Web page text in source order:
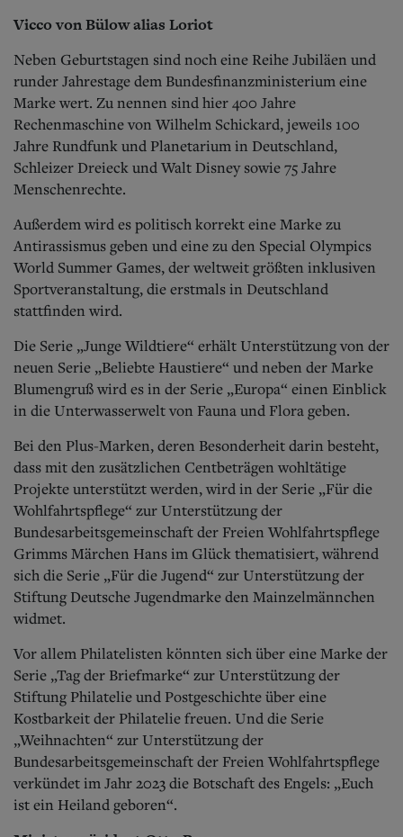
Vicco von Bülow alias Loriot
Neben Geburtstagen sind noch eine Reihe Jubiläen und
runder Jahrestage dem Bundesfinanzministerium eine
Marke wert. Zu nennen sind hier 400 Jahre
Rechenmaschine von Wilhelm Schickard, jeweils 100
Jahre Rundfunk und Planetarium in Deutschland,
Schleizer Dreieck und Walt Disney sowie 75 Jahre
Menschenrechte.
Außerdem wird es politisch korrekt eine Marke zu
Antirassismus geben und eine zu den Special Olympics
World Summer Games, der weltweit größten inklusiven
Sportveranstaltung, die erstmals in Deutschland
stattfinden wird.
Die Serie „Junge Wildtiere“ erhält Unterstützung von der
neuen Serie „Beliebte Haustiere“ und neben der Marke
Blumengruß wird es in der Serie „Europa“ einen Einblick
in die Unterwasserwelt von Fauna und Flora geben.
Bei den Plus-Marken, deren Besonderheit darin besteht,
dass mit den zusätzlichen Centbeträgen wohltätige
Projekte unterstützt werden, wird in der Serie „Für die
Wohlfahrtspflege“ zur Unterstützung der
Bundesarbeitsgemeinschaft der Freien Wohlfahrtspflege
Grimms Märchen Hans im Glück thematisiert, während
sich die Serie „Für die Jugend“ zur Unterstützung der
Stiftung Deutsche Jugendmarke den Mainzelmännchen
widmet.
Vor allem Philatelisten könnten sich über eine Marke der
Serie „Tag der Briefmarke“ zur Unterstützung der
Stiftung Philatelie und Postgeschichte über eine
Kostbarkeit der Philatelie freuen. Und die Serie
„Weihnachten“ zur Unterstützung der
Bundesarbeitsgemeinschaft der Freien Wohlfahrtspflege
verkündet im Jahr 2023 die Botschaft des Engels: „Euch
ist ein Heiland geboren“.